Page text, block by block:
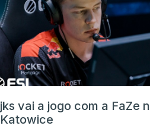
jks vai a jogo com a FaZe
Katowice